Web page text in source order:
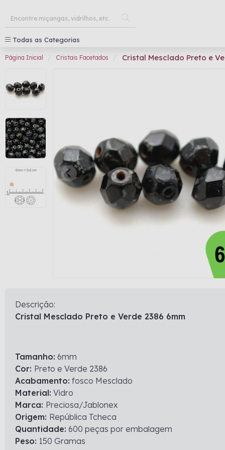
Todas as Categorias
Página Inicial Cristais Facetados Cristal Mesclado Preto e
Descrição:
Cristal Mesclado Preto e Verde 2386 6mm
Tamanho: 6mm
Cor: Preto e Verde 2386
Acabamento: fosco Mesclado
Material: Vidro
Marca: Preciosa/Jablonex
Origem: República Tcheca
Quantidade: 600 peças por embalagem
Peso: 150 Gramas